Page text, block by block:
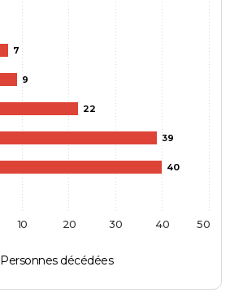
7
9
22
39
40
Personnes décédées
10 20 30 40 50